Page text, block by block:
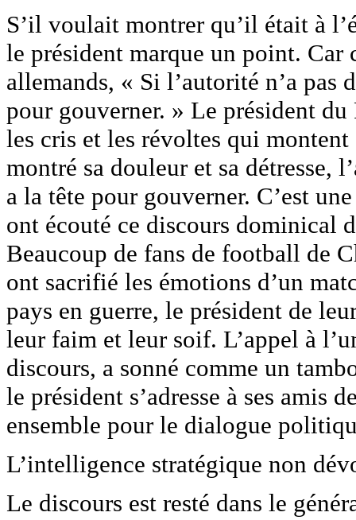
S’il voulait montrer qu’il était à
le président marque un point. Car
allemands, « Si l’autorité n’a pas
pour gouverner. » Le président du
les cris et les révoltes qui
montré sa douleur et sa détresse,
a la tête pour gouverner. C’est
ont écouté ce discours dominical
Beaucoup de fans de football de
ont sacrifié les émotions d’un
pays en guerre, le président de
leur faim et leur soif. L’appel à
discours, a sonné comme un
le président s’adresse à ses amis
ensemble pour le dialogue
L’intelligence stratégique non
Le discours est resté dans le